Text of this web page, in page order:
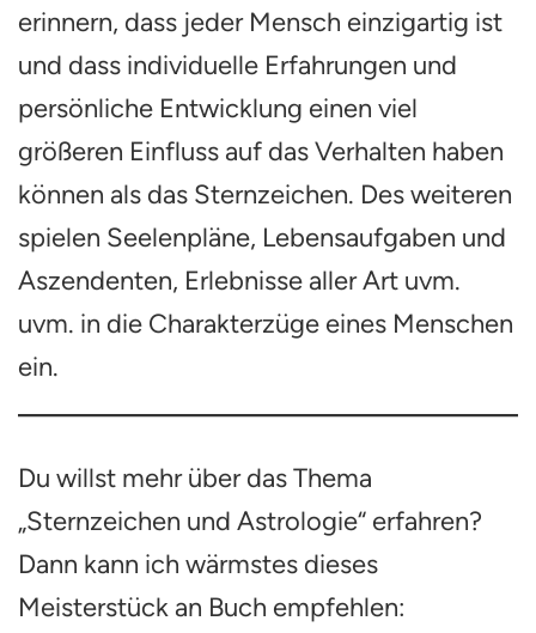
erinnern, dass jeder Mensch einzigartig ist
und dass individuelle Erfahrungen und
persönliche Entwicklung einen viel
größeren Einfluss auf das Verhalten haben
können als das Sternzeichen. Des weiteren
spielen Seelenpläne, Lebensaufgaben und
Aszendenten, Erlebnisse aller Art uvm.
uvm. in die Charakterzüge eines Menschen
ein.
Du willst mehr über das Thema
„Sternzeichen und Astrologie“ erfahren?
Dann kann ich wärmstes dieses
Meisterstück an Buch empfehlen: